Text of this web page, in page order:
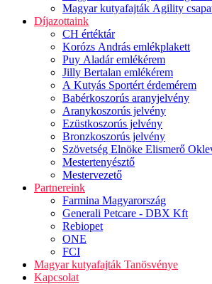
Magyar kutyafajták Agility
Díjazottaink
CH értéktár
Korózs András emlékplakett
Puy Aladár emlékérem
Jilly Bertalan emlékérem
A Kutyás Sportért érdemérem
Babérkoszorús aranyjelvény
Aranykoszorús jelvény
Ezüstkoszorús jelvény
Bronzkoszorús jelvény
Szövetség Elnöke Elismerő
Mestertenyésztő
Mestervezető
Partnereink
Farmina Magyarország
Generali Petcare - DBX Kft
Rebiopet
ONE
FCI
Magyar kutyafajták Tanösvénye
Kapcsolat